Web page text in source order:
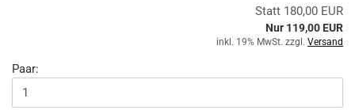
Statt 180,00 EUR
Nur 119,00 EUR
inkl. 19% MwSt. zzgl. Versand
Paar: